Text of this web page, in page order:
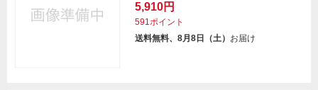
5,910円
591ポイント
送料無料、8月8日（土） お届け